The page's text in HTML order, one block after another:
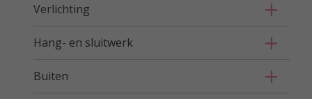
Verlichting
Hang- en sluitwerk
Buiten